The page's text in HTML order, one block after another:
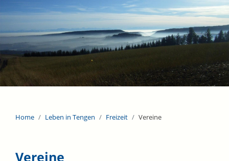
Home Leben in Tengen Freizeit Vereine
Vereine